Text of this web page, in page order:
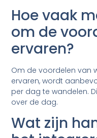
Hoe vaak
om de
ervaren?
Om de voordelen van
ervaren, wordt
per dag te wandelen.
over de dag.
Wat zijn